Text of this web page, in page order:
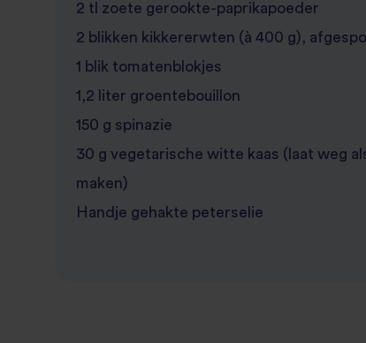
2 tl zoete gerookte-paprikapoeder
2 blikken kikkererwten (à 400 g),
1 blik tomatenblokjes
1,2 liter groentebouillon
150 g spinazie
30 g vegetarische witte kaas (laat weg
maken)
Handje gehakte peterselie